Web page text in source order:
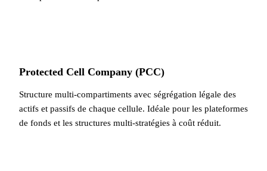
Protected Cell Company (PCC)
Structure multi-compartiments avec ségrégation légale des
actifs et passifs de chaque cellule. Idéale pour les plateformes
de fonds et les structures multi-stratégies à coût réduit.